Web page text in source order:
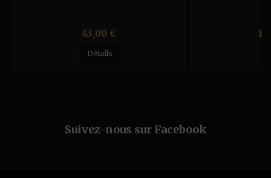
Prix
43,00 €
Détails
Suivez-nous sur Facebook